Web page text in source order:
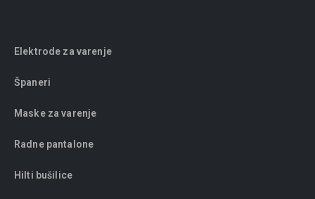
Elektrode za varenje
Španeri
Maske za varenje
Radne pantalone
Hilti bušilice